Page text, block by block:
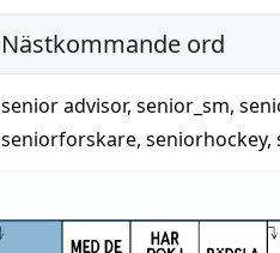
Nästkommande ord
senior advisor, senior_sm,
seniorforskare, seniorhockey,